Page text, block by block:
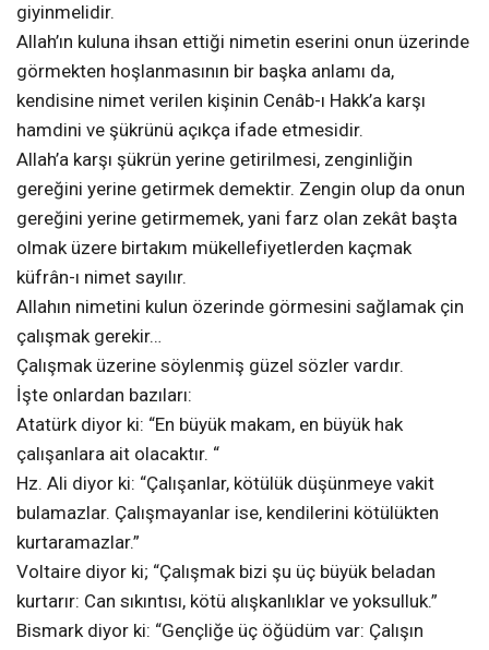
giyinmelidir.
Allah’ın kuluna ihsan ettiği nimetin eserini onun üzerinde
görmekten hoşlanmasının bir başka anlamı da,
kendisine nimet verilen kişinin Cenâb-ı Hakk’a karşı
hamdini ve şükrünü açıkça ifade etmesidir.
Allah’a karşı şükrün yerine getirilmesi, zenginliğin
gereğini yerine getirmek demektir. Zengin olup da onun
gereğini yerine getirmemek, yani farz olan zekât başta
olmak üzere birtakım mükellefiyetlerden kaçmak
küfrân-ı nimet sayılır.
Allahın nimetini kulun özerinde görmesini sağlamak çin
çalışmak gerekir…
Çalışmak üzerine söylenmiş güzel sözler vardır.
İşte onlardan bazıları:
Atatürk diyor ki: “En büyük makam, en büyük hak
çalışanlara ait olacaktır. “
Hz. Ali diyor ki: “Çalışanlar, kötülük düşünmeye vakit
bulamazlar. Çalışmayanlar ise, kendilerini kötülükten
kurtaramazlar.”
Voltaire diyor ki; “Çalışmak bizi şu üç büyük beladan
kurtarır: Can sıkıntısı, kötü alışkanlıklar ve yoksulluk.”
Bismark diyor ki: “Gençliğe üç öğüdüm var: Çalışın